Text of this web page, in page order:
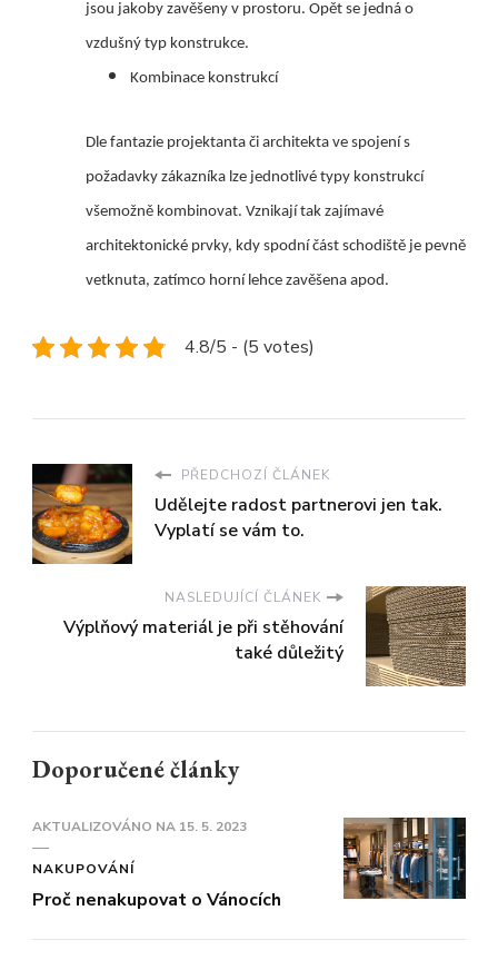
jsou jakoby zavěšeny v prostoru. Opět se jedná o
vzdušný typ konstrukce.
Kombinace konstrukcí
Dle fantazie projektanta či architekta ve spojení s
požadavky zákazníka lze jednotlivé typy konstrukcí
všemožně kombinovat. Vznikají tak zajímavé
architektonické prvky, kdy spodní část schodiště je pevně
vetknuta, zatímco horní lehce zavěšena apod.
4.8/5 - (5 votes)
PŘEDCHOZÍ ČLÁNEK
Udělejte radost partnerovi jen tak.
Vyplatí se vám to.
NASLEDUJÍCÍ ČLÁNEK
Výplňový materiál je při stěhování
také důležitý
Doporučené články
AKTUALIZOVÁNO NA 15. 5. 2023
NAKUPOVÁNÍ
Proč nenakupovat o Vánocích